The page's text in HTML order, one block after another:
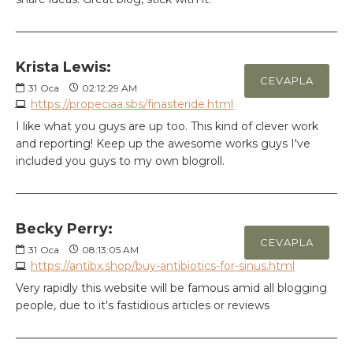
Krista Lewis:
31 Oca 02:12:29 AM
https://propeciaa.sbs/finasteride.html
CEVAPLA
I like what you guys are up too. This kind of clever work
and reporting! Keep up the awesome works guys I've
included you guys to my own blogroll.
Becky Perry:
31 Oca 08:13:05 AM
https://antibx.shop/buy-antibiotics-for-sinus.html
CEVAPLA
Very rapidly this website will be famous amid all blogging
people, due to it's fastidious articles or reviews